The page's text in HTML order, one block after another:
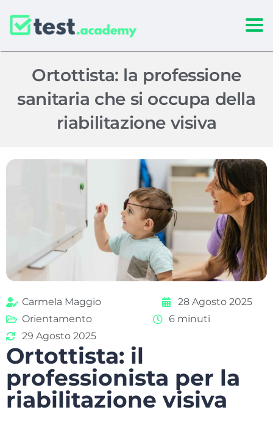
Ortottista: la professione
sanitaria che si occupa della
riabilitazione visiva
Carmela Maggio
28 Agosto 2025
Orientamento
6 minuti
29 Agosto 2025
Ortottista: il
professionista per la
riabilitazione visiva